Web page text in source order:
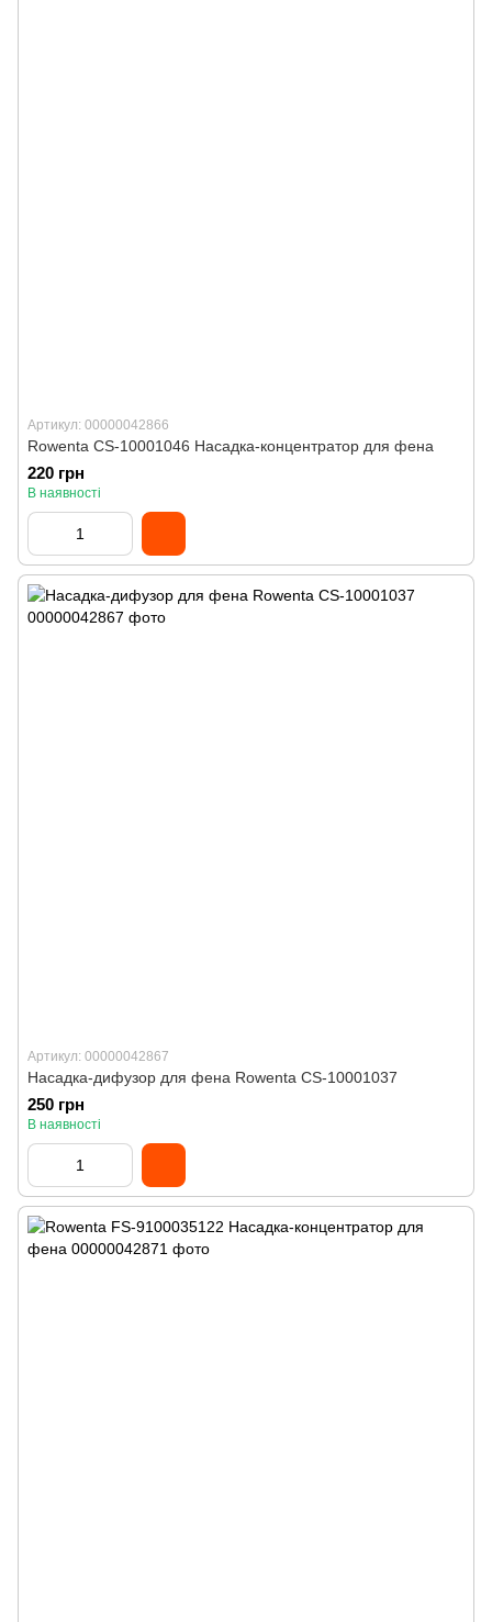
Артикул: 00000042866
Rowenta CS-10001046 Насадка-концентратор для фена
220 грн
В наявності
Артикул: 00000042867
Насадка-дифузор для фена Rowenta CS-10001037
250 грн
В наявності